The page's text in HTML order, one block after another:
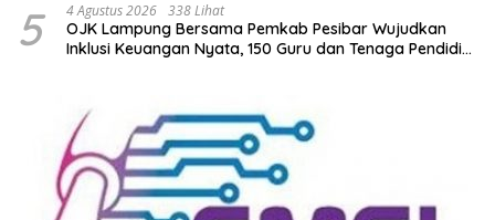
5 4 Agustus 2026 338 Lihat
OJK Lampung Bersama Pemkab Pesibar Wujudkan
Inklusi Keuangan Nyata, 150 Guru dan Tenaga Pendidik